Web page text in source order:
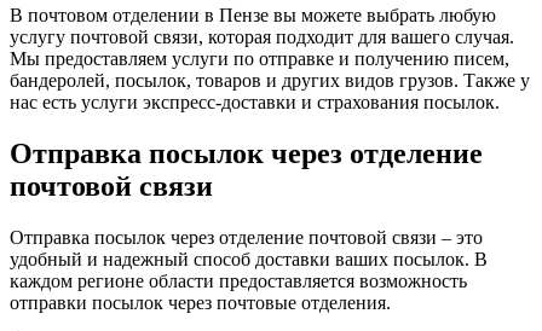
В почтовом отделении в Пензе вы можете выбрать любую
услугу почтовой связи, которая подходит для вашего случая.
Мы предоставляем услуги по отправке и получению писем,
бандеролей, посылок, товаров и других видов грузов. Также у
нас есть услуги экспресс-доставки и страхования посылок.
Отправка посылок через отделение
почтовой связи
Отправка посылок через отделение почтовой связи – это
удобный и надежный способ доставки ваших посылок. В
каждом регионе области предоставляется возможность
отправки посылок через почтовые отделения.